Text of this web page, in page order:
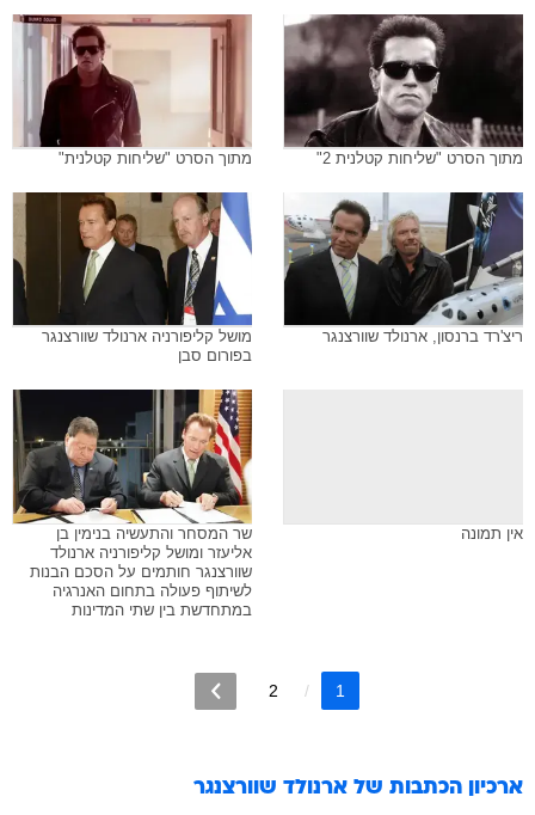
מתוך הסרט "שליחות קטלנית 2" מתוך הסרט "שליחות קטלנית"
ריצ'רד ברנסון, ארנולד שוורצנגר
מושל קליפורניה ארנולד שוורצנגר
בפורום סבן
אין תמונה
שר המסחר והתעשיה בנימין בן
אליעזר ומושל קליפורניה ארנולד
שוורצנגר חותמים על הסכם הבנות
לשיתוף פעולה בתחום האנרגיה
במתחדשת בין שתי המדינות
1
2
ארכיון הכתבות של ארנולד שוורצנגר